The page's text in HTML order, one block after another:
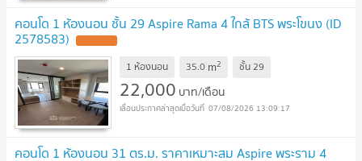
คอนโด 1 ห้องนอน ชั้น 29 Aspire Rama 4 ใกล้ BTS พระโขนง (ID
2578583)
1 ห้องนอน 35.0 m2 ชั้น29
22,000 บาท/เดือน
07/08/2026 13:09:17
คอนโด 1 ห้องนอน 31 ตร.ม. ราคาเหมาะสม Aspire พระราม 4